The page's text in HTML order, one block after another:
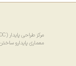
مرکز طراحی پایدار (SDC) با هدف ارتقای طراحی
معماری پایدارو